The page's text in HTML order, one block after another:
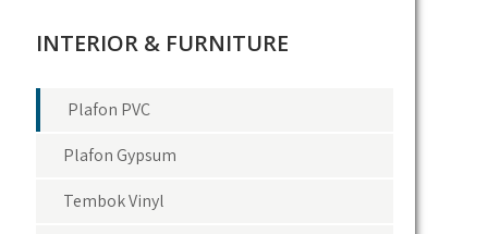
INTERIOR & FURNITURE
Plafon PVC
Plafon Gypsum
Tembok Vinyl